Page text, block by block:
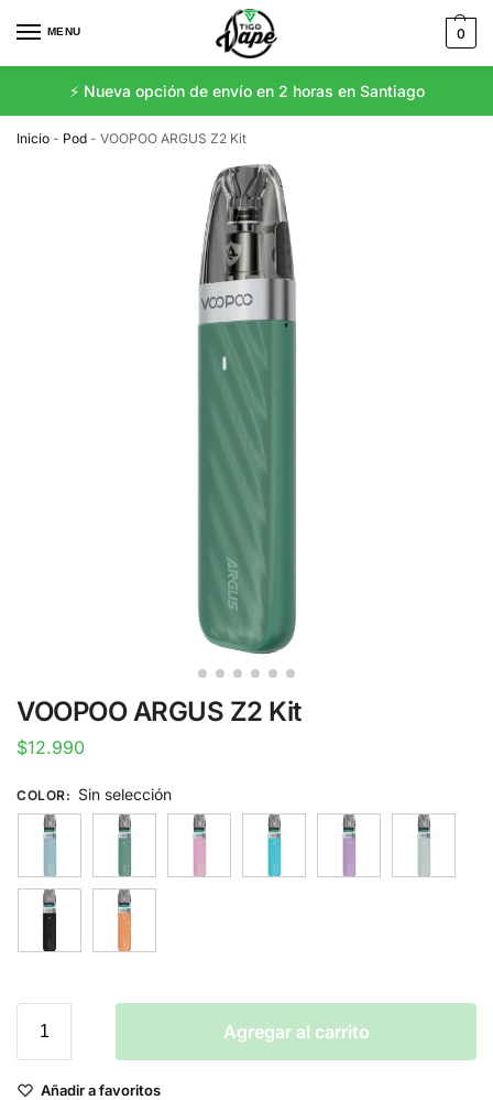
MENU 0
⚡️ Nueva opción de envío en 2 horas en Santiago
Inicio - Pod - VOOPOO ARGUS Z2 Kit
VOOPOO ARGUS Z2 Kit
$12.990
COLOR: Sin selección
Agregar al carrito
Añadir a favoritos